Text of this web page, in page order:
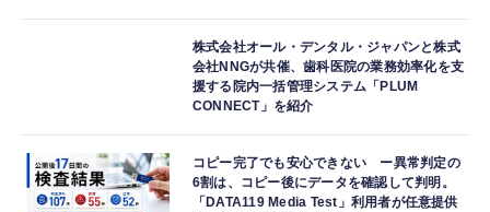
株式会社オール・デンタル・ジャパンと株式
会社NNGが共催、歯科医院の業務効率化を支
援する院内一括管理システム「PLUM
CONNECT」を紹介
コピー完了でも安心できない ー異常判定の
6割は、コピー後にデータを確認して判明。
「DATA119 Media Test」利用者が任意提供